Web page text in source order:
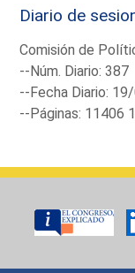
Diario de
Comisión de
--Núm. Diario: 387
--Fecha Diario:
--Páginas: 11406